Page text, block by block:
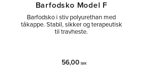
Barfodsko Model F
Barfodsko i stiv polyurethan med
tåkappe. Stabil, sikker og terapeutisk
til travheste.
56,00 SEK